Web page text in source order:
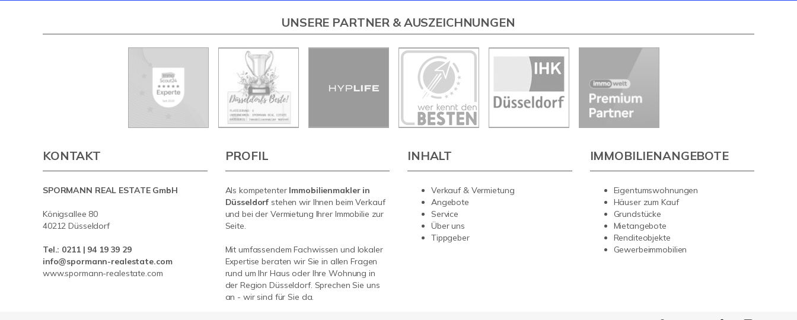
UNSERE PARTNER & AUSZEICHNUNGEN
KONTAKT
SPORMANN REAL ESTATE GmbH
Königsallee 80
40212 Düsseldorf
Tel.: 0211 | 94 19 39 29
info@spormann-realestate.com
www.spormann-realestate.com
PROFIL
Als kompetenter Immobilienmakler in
Düsseldorf stehen wir Ihnen beim Verkauf
und bei der Vermietung Ihrer Immobilie zur
Seite.
Mit umfassendem Fachwissen und lokaler
Expertise beraten wir Sie in allen Fragen
rund um Ihr Haus oder Ihre Wohnung in
der Region Düsseldorf. Sprechen Sie uns
an - wir sind für Sie da.
INHALT
Verkauf & Vermietung
Angebote
Service
Über uns
Tippgeber
IMMOBILIENANGEBOTE
Eigentumswohnungen
Häuser zum Kauf
Grundstücke
Mietangebote
Renditeobjekte
Gewerbeimmobilien